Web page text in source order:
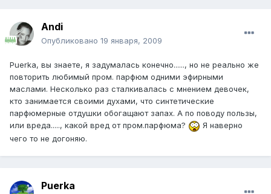
Andi
Опубликовано 19 января, 2009
Puerka, вы знаете, я задумалась конечно......, но не реально же
повторить любимый пром. парфюм одними эфирными
маслами. Несколько раз сталкивалась с мнением девочек,
кто занимается своими духами, что синтетические
парфюмерные отдушки обогащают запах. А по поводу пользы,
или вреда....., какой вред от пром.парфюма?
Я наверно
чего то не догоняю.
Puerka